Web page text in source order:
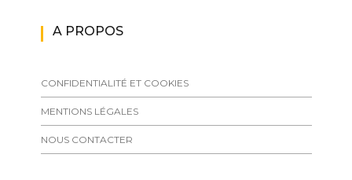
A PROPOS
CONFIDENTIALITÉ ET COOKIES
MENTIONS LÉGALES
NOUS CONTACTER